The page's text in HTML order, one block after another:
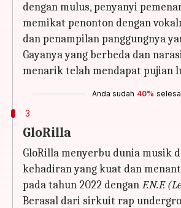
dengan mulus, penyanyi
memikat penonton dengan
dan penampilan panggungnya
Gayanya yang berbeda dan
menarik telah mendapat pujian
Anda sudah 40%
3
GloRilla
GloRilla menyerbu dunia musik
kehadiran yang kuat dan
pada tahun 2022 denganF.N.F.
Berasal dari sirkuit rap